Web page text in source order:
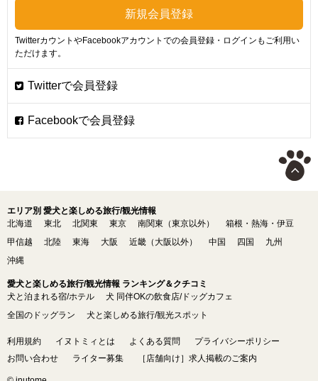
TwitterカウントやFacebookアカウントでの会員登録・ログインもご利用い
ただけます。
エリア別 愛犬と楽しめる旅行/観光情報
北海道
東北 北関東 東京 南関東（東京以外）
箱根・熱海・伊豆
甲信越
北陸 東海 大阪 近畿（大阪以外） 中国 四国
九州
沖縄
愛犬と楽しめる旅行/観光情報 ランキング＆クチコミ
犬と泊まれる宿/ホテル
犬 同伴OKの飲食店/ドッグカフェ
全国のドッグラン
犬と楽しめる旅行/観光スポット
利用規約 イヌトミィとは よくある質問
プライバシーポリシー
お問い合わせ
ライター募集 ［店舗向け］求人掲載のご案内